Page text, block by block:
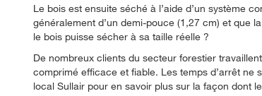
Le bois est ensuite séché à l’aide d’un système
généralement d’un demi-pouce (1,27 cm) et que
le bois puisse sécher à sa taille réelle ?
De nombreux clients du secteur forestier
comprimé efficace et fiable. Les temps d’arrêt ne
local Sullair pour en savoir plus sur la façon dont